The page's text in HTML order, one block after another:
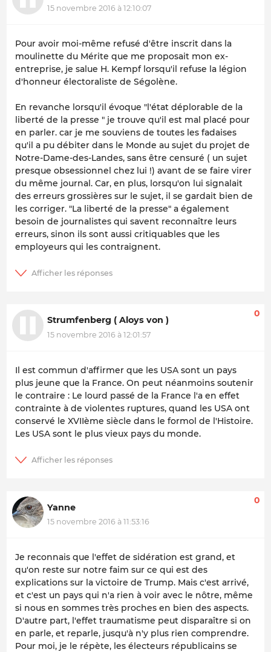
15 novembre 2016 à 12:10:07
Pour avoir moi-même refusé d'être inscrit dans la
moulinette du Mérite que me proposait mon ex-
entreprise, je salue H. Kempf lorsqu'il refuse la légion
d'honneur électoraliste de Ségolène.
En revanche lorsqu'il évoque "l'état déplorable de la
liberté de la presse " je trouve qu'il est mal placé pour
en parler. car je me souviens de toutes les fadaises
qu'il a pu débiter dans le Monde au sujet du projet de
Notre-Dame-des-Landes, sans être censuré ( un sujet
presque obsessionnel chez lui !) avant de se faire virer
du même journal. Car, en plus, lorsqu'on lui signalait
des erreurs grossières sur le sujet, il se gardait bien de
les corriger. "La liberté de la presse" a également
besoin de journalistes qui savent reconnaître leurs
erreurs, sinon ils sont aussi critiquables que les
employeurs qui les contraignent.
Strumfenberg ( Aloys von )
15 novembre 2016 à 12:01:57
0
Il est commun d'affirmer que les USA sont un pays
plus jeune que la France. On peut néanmoins soutenir
le contraire : Le lourd passé de la France l'a en effet
contrainte à de violentes ruptures, quand les USA ont
conservé le XVIIème siècle dans le formol de l'Histoire.
Les USA sont le plus vieux pays du monde.
Yanne
15 novembre 2016 à 11:53:16
0
Je reconnais que l'effet de sidération est grand, et
qu'on reste sur notre faim sur ce qui est des
explications sur la victoire de Trump. Mais c'est arrivé,
et c'est un pays qui n'a rien à voir avec le nôtre, même
si nous en sommes très proches en bien des aspects.
D'autre part, l'effet traumatisme peut disparaître si on
en parle, et reparle, jusqu'à n'y plus rien comprendre.
Pour moi, je le répète, les électeurs républicains se